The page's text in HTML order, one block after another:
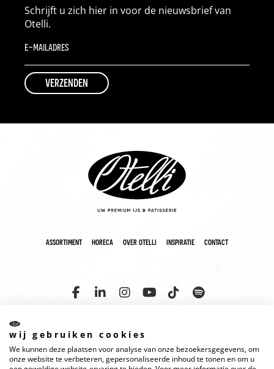
Schrijft u zich hier in voor de nieuwsbrief van
Otelli.
assortiment horeca over otelli inspiratie contact
copyright 2025 otelli disclaimer cookies privacyverklaring
wij gebruiken cookies
We kunnen deze plaatsen voor analyse van onze bezoekersgegevens, om
onze website te verbeteren, gepersonaliseerde inhoud te tonen en om u